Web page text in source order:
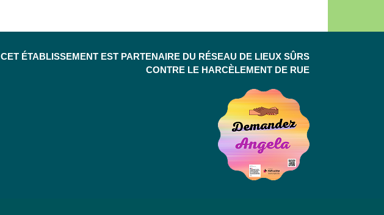
CET ÉTABLISSEMENT EST PARTENAIRE DU RÉSEAU DE LIEUX SÛRS
CONTRE LE HARCÈLEMENT DE RUE